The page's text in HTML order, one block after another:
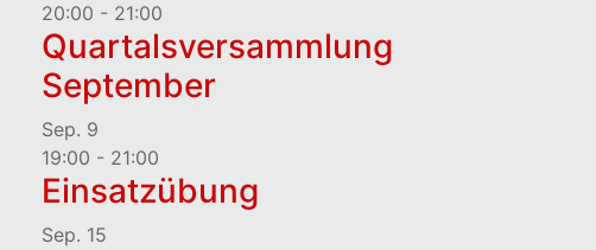
20:00 - 21:00
Quartalsversammlung
September
Sep. 9
19:00 - 21:00
Einsatzübung
Sep. 15